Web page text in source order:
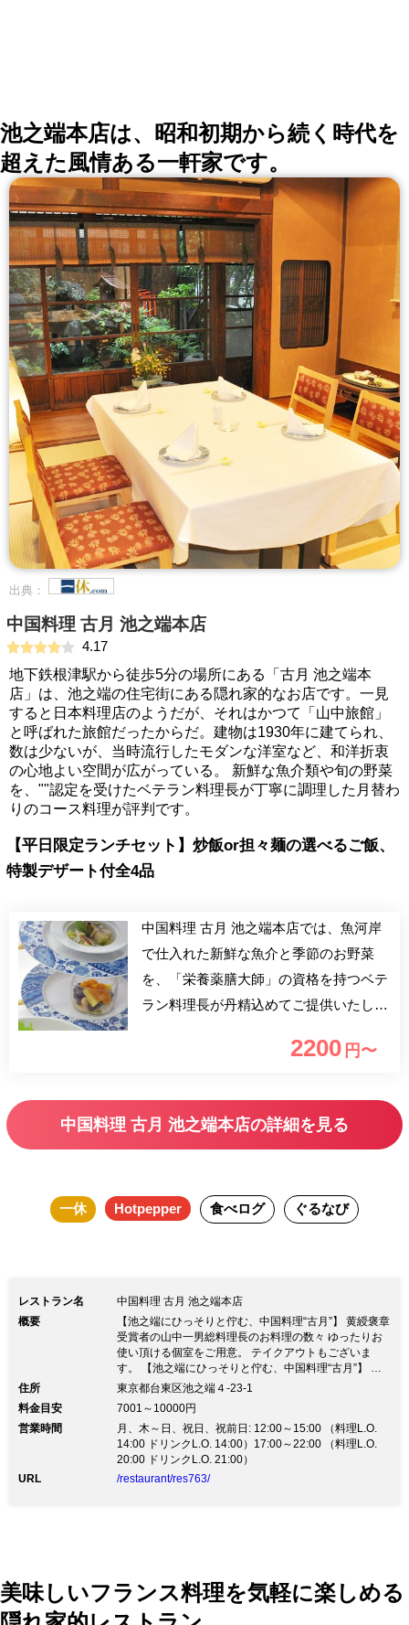
池之端本店は、昭和初期から続く時代を
超えた風情ある一軒家です。
出典：
中国料理 古月 池之端本店
4.17
地下鉄根津駅から徒歩5分の場所にある「古月 池之端本
店」は、池之端の住宅街にある隠れ家的なお店です。一見
すると日本料理店のようだが、それはかつて「山中旅館」
と呼ばれた旅館だったからだ。建物は1930年に建てられ、
数は少ないが、当時流行したモダンな洋室など、和洋折衷
の心地よい空間が広がっている。 新鮮な魚介類や旬の野菜
を、""認定を受けたベテラン料理長が丁寧に調理した月替わ
りのコース料理が評判です。
【平日限定ランチセット】炒飯or担々麺の選べるご飯、
特製デザート付全4品
中国料理 古月 池之端本店では、魚河岸
で仕入れた新鮮な魚介と季節のお野菜
を、「栄養薬膳大師」の資格を持つベテ
ラン料理長が丹精込めてご提供いたしま
お食事会や接待、記念日などのご利用に
な方とのお食事やお祝い、おもてなしの
席に是非ご利用ください。
2200 円〜
中国料理 古月 池之端本店の詳細を見る
一休 Hotpepper 食べログ ぐるなび
レストラン名
中国料理 古月 池之端本店
概要
【池之端にひっそりと佇む、中国料理“古月”】 黄綬褒章
受賞者の山中一男総料理長のお料理の数々 ゆったりお
使い頂ける個室をご用意。 テイクアウトもございま
す。 【池之端にひっそりと佇む、中国料理“古月”】 黄
綬褒章受賞者の山中一男総料理長のお料理の数々 ゆっ
います。【古月ご紹介】 ●古月通常コースは、月々の季
節に合わせた健康に良い食材の組み合わせをしておりま
す。 ●1つのコースに使われるお野菜は、なんと20種類
ほど使用しております。 ●調理は伝統的な技法で。盛り
つけは斬新に。伝統と革新の融合を目指して今なお進化
11月 現代の名工（技能賞）受賞 2014年 5月 日本中国
料理協会 副会長就任 2017年 5月 黄綬褒章 受賞 【テイ
クアウト】 受付時間 12:00〜19:00 お電話にて承りま
住所
東京都台東区池之端４-23-1
料金目安
7001～10000円
営業時間
月、木～日、祝日、祝前日: 12:00～15:00 （料理L.O.
14:00 ドリンクL.O. 14:00）17:00～22:00 （料理L.O.
20:00 ドリンクL.O. 21:00）
URL
/restaurant/res763/
美味しいフランス料理を気軽に楽しめる